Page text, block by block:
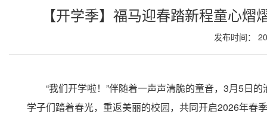
【开学季】福马迎春踏新程童心
发布时间：
“我们开学啦！ ”伴随着一声声清脆的童音，3月5日
学子们踏着春光，重返美丽的校园，共同开启2026年春